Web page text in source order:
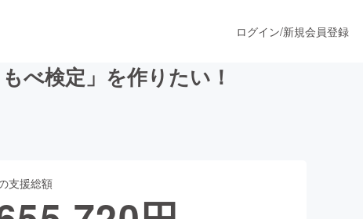
ログイン/新規会員登録
べ検定」を作りたい！
支援総額